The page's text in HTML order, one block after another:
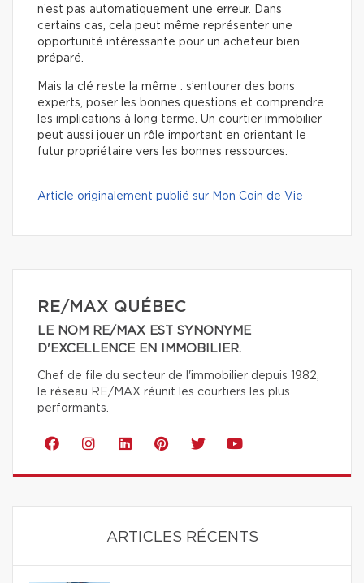
n’est pas automatiquement une erreur. Dans
certains cas, cela peut même représenter une
opportunité intéressante pour un acheteur bien
préparé.
Mais la clé reste la même : s’entourer des bons
experts, poser les bonnes questions et comprendre
les implications à long terme. Un courtier immobilier
peut aussi jouer un rôle important en orientant le
futur propriétaire vers les bonnes ressources.
Article originalement publié sur Mon Coin de Vie
RE/MAX QUÉBEC
LE NOM RE/MAX EST SYNONYME
D'EXCELLENCE EN IMMOBILIER.
Chef de file du secteur de l'immobilier depuis 1982,
le réseau RE/MAX réunit les courtiers les plus
performants.
ARTICLES RÉCENTS